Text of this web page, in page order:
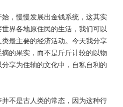
，慢慢发展出金钱系统，这其实
界各地原住民的生活，我们可以
最主要的经济活动。今天我分享
的果实，而不是斤斤计较的以物
享为住轴的文化中，自私自利的
不是古人类的常态，因为这种行